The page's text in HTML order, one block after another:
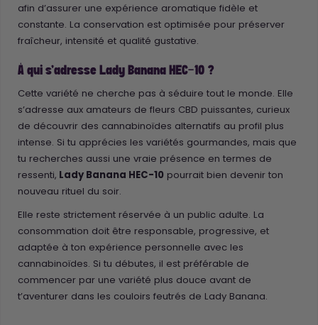
afin d’assurer une expérience aromatique fidèle et
constante. La conservation est optimisée pour préserver
fraîcheur, intensité et qualité gustative.
À qui s’adresse Lady Banana HEC-10 ?
Cette variété ne cherche pas à séduire tout le monde. Elle
s’adresse aux amateurs de fleurs CBD puissantes, curieux
de découvrir des cannabinoïdes alternatifs au profil plus
intense. Si tu apprécies les variétés gourmandes, mais que
tu recherches aussi une vraie présence en termes de
ressenti, Lady Banana HEC-10 pourrait bien devenir ton
nouveau rituel du soir.
Elle reste strictement réservée à un public adulte. La
consommation doit être responsable, progressive, et
adaptée à ton expérience personnelle avec les
cannabinoïdes. Si tu débutes, il est préférable de
commencer par une variété plus douce avant de
t’aventurer dans les couloirs feutrés de Lady Banana.